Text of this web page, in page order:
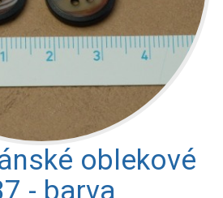
oblekové
- barva